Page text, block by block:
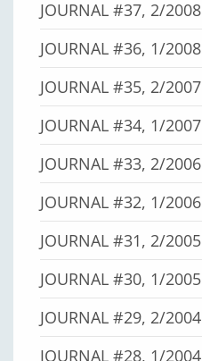
JOURNAL #37, 2/2008
JOURNAL #36, 1/2008
JOURNAL #35, 2/2007
JOURNAL #34, 1/2007
JOURNAL #33, 2/2006
JOURNAL #32, 1/2006
JOURNAL #31, 2/2005
JOURNAL #30, 1/2005
JOURNAL #29, 2/2004
JOURNAL #28, 1/2004